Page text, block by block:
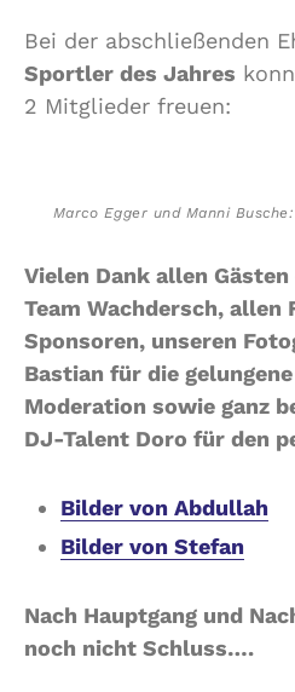
Bei der abschließenden
Sportler des Jahres
2 Mitglieder freuen:
Marco Egger und Manni
Vielen Dank allen
Team Wachdersch, allen
Sponsoren, unseren
Bastian für die
Moderation sowie ganz
DJ-Talent Doro für den
Bilder von Abdullah
Bilder von Stefan
Nach Hauptgang und
noch nicht Schluss….